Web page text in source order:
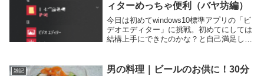
ィターめっちゃ便利（バヤ坊編）
今日は初めてwindows10標準アプリの「ビ
デオエディター」に挑戦。初めてにしては
結構上手にできたのかな？と自己満足して
を見てみませんか。ブログ初心者は必見で
雑記
男の料理｜ビールのお供に！30分